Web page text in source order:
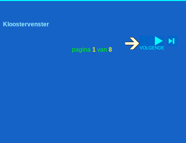
Kloostervenster
pagina 1 van 8